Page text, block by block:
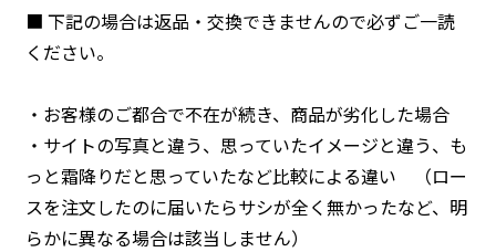
■ 下記の場合は返品・交換できませんので必ずご一読
ください。
・お客様のご都合で不在が続き、商品が劣化した場合
・サイトの写真と違う、思っていたイメージと違う、も
っと霜降りだと思っていたなど比較による違い （ロー
スを注文したのに届いたらサシが全く無かったなど、明
らかに異なる場合は該当しません）